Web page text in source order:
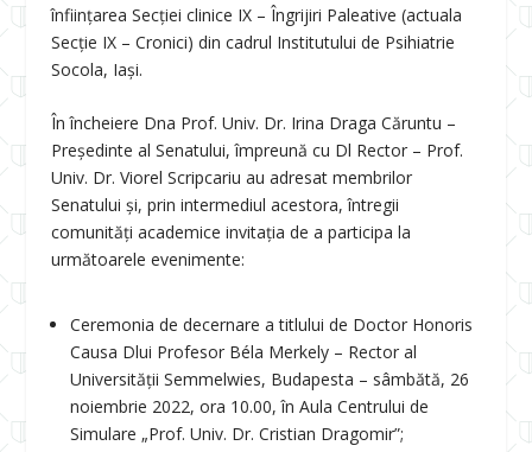
înființarea Secției clinice IX – Îngrijiri Paleative (actuala
Secție IX – Cronici) din cadrul Institutului de Psihiatrie
Socola, Iași.
În încheiere Dna Prof. Univ. Dr. Irina Draga Căruntu –
Președinte al Senatului, împreună cu Dl Rector – Prof.
Univ. Dr. Viorel Scripcariu au adresat membrilor
Senatului și, prin intermediul acestora, întregii
comunități academice invitația de a participa la
următoarele evenimente:
Ceremonia de decernare a titlului de Doctor Honoris
Causa Dlui Profesor Béla Merkely – Rector al
Universității Semmelwies, Budapesta – sâmbătă, 26
noiembrie 2022, ora 10.00, în Aula Centrului de
Simulare „Prof. Univ. Dr. Cristian Dragomir”;